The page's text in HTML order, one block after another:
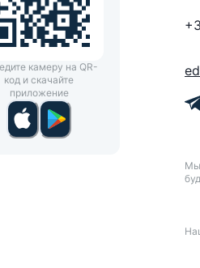
камеру на QR-
код и скачайте
приложение
Мы